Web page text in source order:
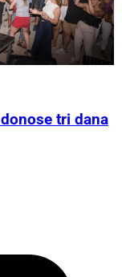
tri dana